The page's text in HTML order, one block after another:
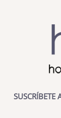
SUSCRÍBETE